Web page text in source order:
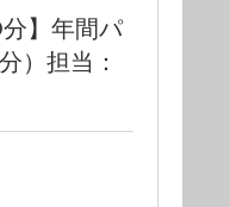
分】年間パ
）担当：